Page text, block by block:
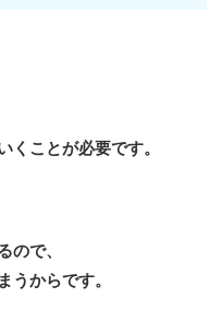
くことが必要です。
ので、
うからです。